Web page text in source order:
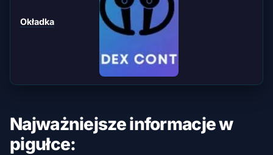
Okładka
Najważniejsze informacje w
pigułce: